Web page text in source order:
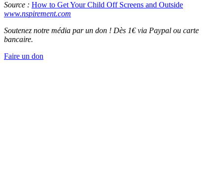
Source : How to Get Your Child Off Screens and Outside
www.nspirement.com
Soutenez notre média par un don ! Dès 1€ via Paypal ou carte
bancaire.
Faire un don